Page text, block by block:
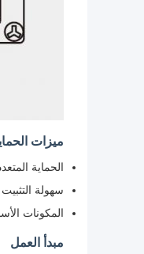
ميزات
الحماية
سهولة
المكونات
مبدأ العمل